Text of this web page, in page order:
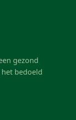
gezond
bedoeld